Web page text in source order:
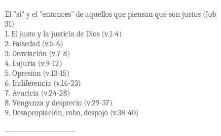
El "si" y el "entonces" de aquellos que piensan que son justos (Job
31)
1. El justo y la justicia de Dios (v.1-4)
2. Falsedad (v.5-6)
3. Desviación (v.7-8)
4. Lujuria (v.9-12)
5. Opresión (v.13-15)
6. Indiferencia (v.16-23)
7. Avaricia (v.24-28)
8. Venganza y desprecio (v.29-37)
9. Desapropiación, robo, despojo (v.38-40)